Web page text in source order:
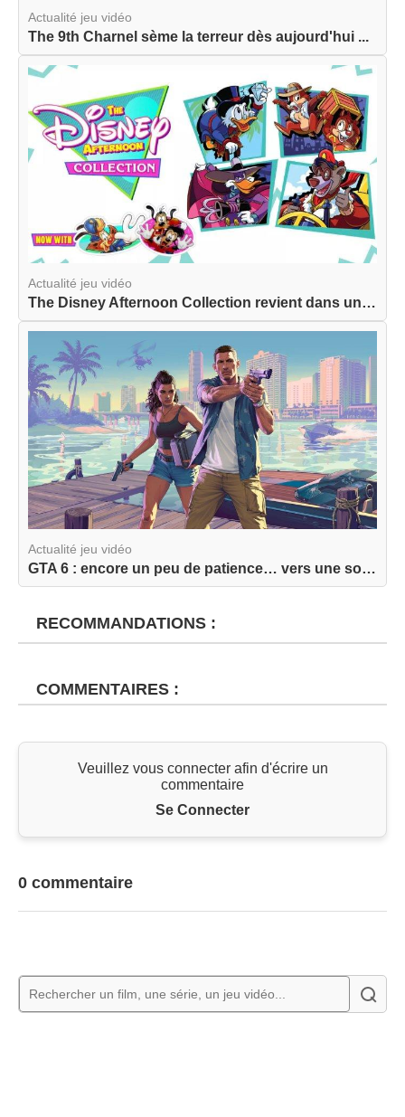
Actualité jeu vidéo
The 9th Charnel sème la terreur dès aujourd'hui ...
Actualité jeu vidéo
The Disney Afternoon Collection revient dans une...
Actualité jeu vidéo
GTA 6 : encore un peu de patience… vers une sort...
RECOMMANDATIONS :
COMMENTAIRES :
Veuillez vous connecter afin d'écrire un
commentaire
Se Connecter
0 commentaire